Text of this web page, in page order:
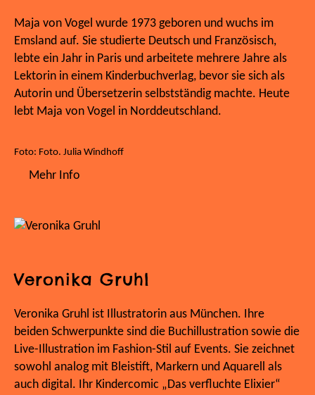
Maja von Vogel wurde 1973 geboren und wuchs im
Emsland auf. Sie studierte Deutsch und Französisch,
lebte ein Jahr in Paris und arbeitete mehrere Jahre als
Lektorin in einem Kinderbuchverlag, bevor sie sich als
Autorin und Übersetzerin selbstständig machte. Heute
lebt Maja von Vogel in Norddeutschland.
Foto: Foto. Julia Windhoff
Mehr Info
Veronika Gruhl
Veronika Gruhl ist Illustratorin aus München. Ihre
beiden Schwerpunkte sind die Buchillustration sowie die
Live-Illustration im Fashion-Stil auf Events. Sie zeichnet
sowohl analog mit Bleistift, Markern und Aquarell als
auch digital. Ihr Kindercomic „Das verfluchte Elixier“